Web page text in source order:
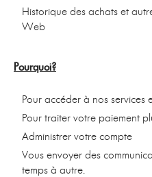
Historique des achats et
Web
Pourquoi?
Pour accéder à nos services
Pour traiter votre paiement
Administrer votre compte
Vous envoyer des
temps à autre.